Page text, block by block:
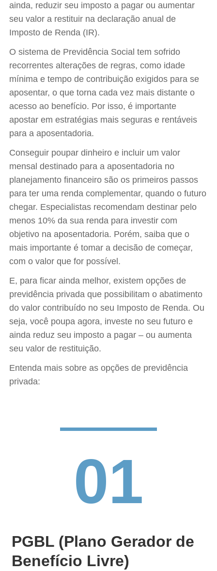
ainda, reduzir seu imposto a pagar ou aumentar
seu valor a restituir na declaração anual de
Imposto de Renda (IR).
O sistema de Previdência Social tem sofrido
recorrentes alterações de regras, como idade
mínima e tempo de contribuição exigidos para se
aposentar, o que torna cada vez mais distante o
acesso ao benefício. Por isso, é importante
apostar em estratégias mais seguras e rentáveis
para a aposentadoria.
Conseguir poupar dinheiro e incluir um valor
mensal destinado para a aposentadoria no
planejamento financeiro são os primeiros passos
para ter uma renda complementar, quando o futuro
chegar. Especialistas recomendam destinar pelo
menos 10% da sua renda para investir com
objetivo na aposentadoria. Porém, saiba que o
mais importante é tomar a decisão de começar,
com o valor que for possível.
E, para ficar ainda melhor, existem opções de
previdência privada que possibilitam o abatimento
do valor contribuído no seu Imposto de Renda. Ou
seja, você poupa agora, investe no seu futuro e
ainda reduz seu imposto a pagar – ou aumenta
seu valor de restituição.
Entenda mais sobre as opções de previdência
privada:
01
PGBL (Plano Gerador de
Benefício Livre)